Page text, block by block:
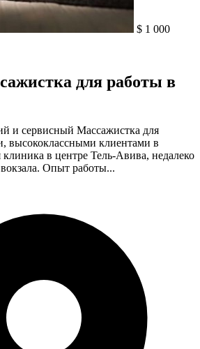
$ 1 000
для работы в
и сервисный Массажистка для
высококлассными клиентами в
в центре Тель-Авива, недалеко
Опыт работы...